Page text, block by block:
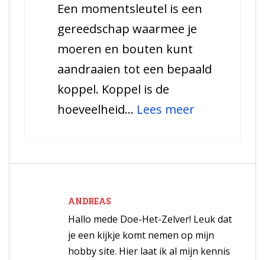
beste
Een momentsleutel is een
gereedschap waarmee je
moeren en bouten kunt
aandraaien tot een bepaald
koppel. Koppel is de
hoeveelheid… Lees meer:
–
maatje
voor
ANDREAS
Hallo mede Doe-Het-Zelver! Leuk dat
je een kijkje komt nemen op mijn
hobby site. Hier laat ik al mijn kennis